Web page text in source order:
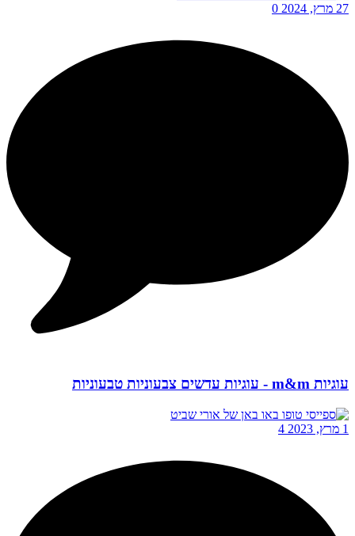
27 מרץ, 2024 0
עוגיות m&m - עוגיות עדשים צבעוניות טבעוניות
1 מרץ, 2023 4